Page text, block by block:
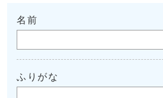
名前
ふりがな